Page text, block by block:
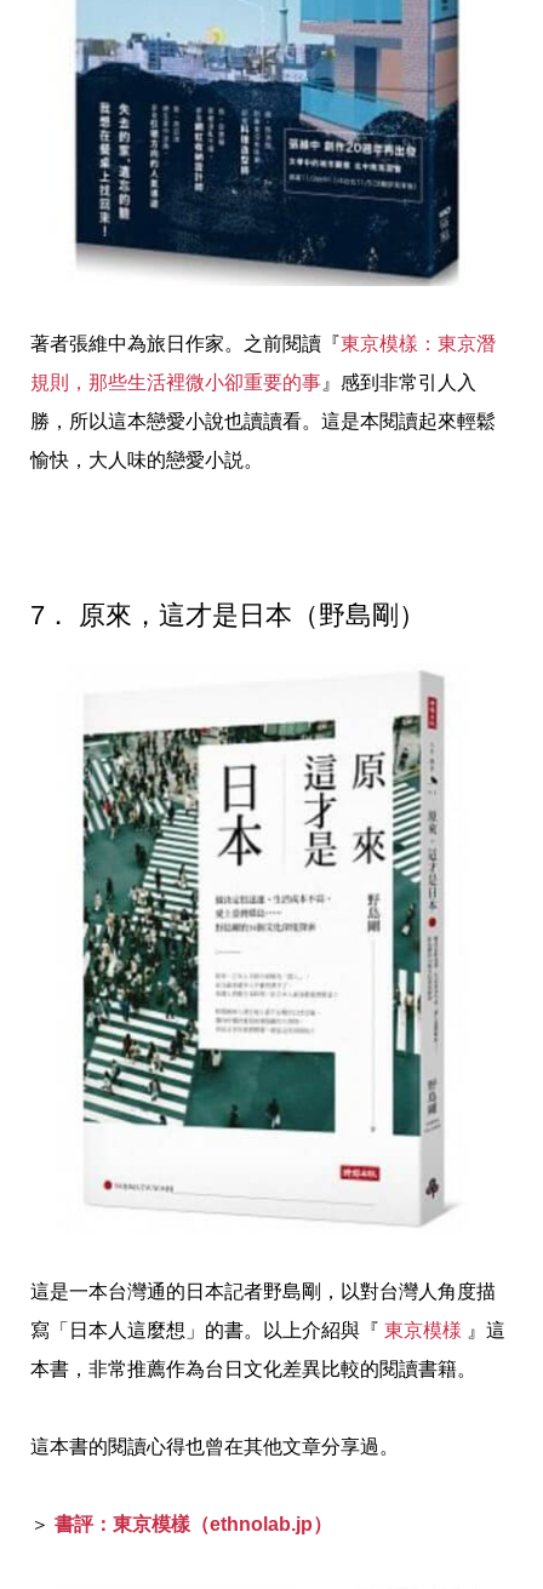
著者張維中為旅日作家。之前閱讀『東京模樣：東京潛
規則，那些生活裡微小卻重要的事』感到非常引人入
勝，所以這本戀愛小說也讀讀看。這是本閱讀起來輕鬆
愉快，大人味的戀愛小説。
7． 原來，這才是日本（野島剛）
這是一本台灣通的日本記者野島剛，以對台灣人角度描
寫「日本人這麼想」的書。以上介紹與『 東京模様 』這
本書，非常推薦作為台日文化差異比較的閱讀書籍。
這本書的閱讀心得也曾在其他文章分享過。
＞ 書評：東京模樣（ethnolab.jp）